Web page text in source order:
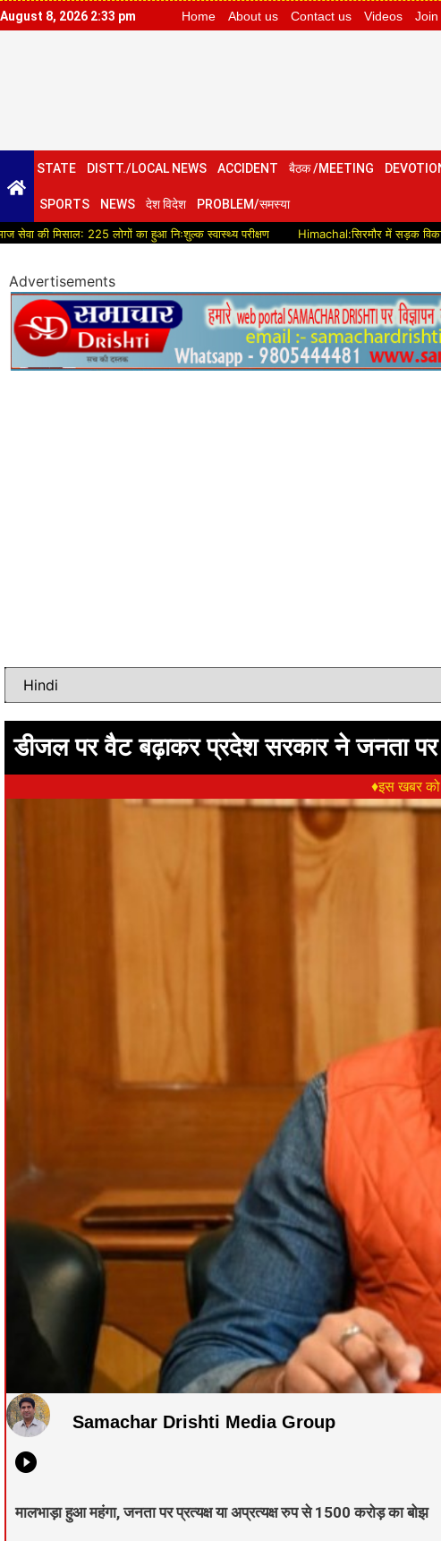
August 8, 2026 2:33 pm Home About us Contact us Videos
STATE DISTT./LOCAL NEWS ACCIDENT बैठक /MEETING
SPORTS NEWS देश विदेश PROBLEM/समस्या
225 लोगों का हुआ निःशुल्क स्वास्थ्य परीक्षण Himachal:सिरमौर में सड़क विकास को मिलेगी
Advertisements
डीजल पर वैट बढ़ाकर प्रदेश सरकार ने जनता पर
♦इस खबर
Samachar Drishti Media Group
मालभाड़ा हुआ महंगा, जनता पर प्रत्यक्ष या अप्रत्यक्ष रुप से 1500 करोड़ का बोझ